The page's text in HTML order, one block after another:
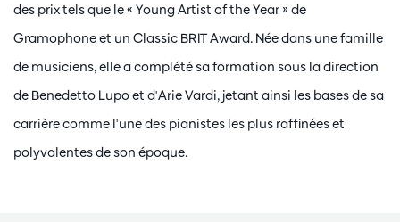
des prix tels que le « Young Artist of the Year » de
Gramophone et un Classic BRIT Award. Née dans une famille
de musiciens, elle a complété sa formation sous la direction
de Benedetto Lupo et d'Arie Vardi, jetant ainsi les bases de sa
carrière comme l'une des pianistes les plus raffinées et
polyvalentes de son époque.